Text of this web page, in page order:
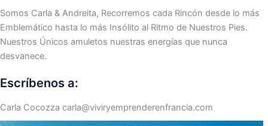
Somos Carla & Andreita, Recorremos cada Rincón desde lo más
Emblemático hasta lo más Insólito al Ritmo de Nuestros Pies.
Nuestros Únicos amuletos nuestras energías que nunca
desvanece.
Escríbenos a:
Carla Cocozza carla@viviryemprenderenfrancia.com